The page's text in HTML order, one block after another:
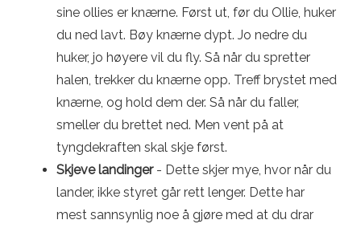
sine ollies er knærne. Først ut, før du Ollie, huker
du ned lavt. Bøy knærne dypt. Jo nedre du
huker, jo høyere vil du fly. Så når du spretter
halen, trekker du knærne opp. Treff brystet med
knærne, og hold dem der. Så når du faller,
smeller du brettet ned. Men vent på at
tyngdekraften skal skje først.
Skjeve landinger- Dette skjer mye, hvor når du
lander, ikke styret går rett lenger. Dette har
mest sannsynlig noe å gjøre med at du drar